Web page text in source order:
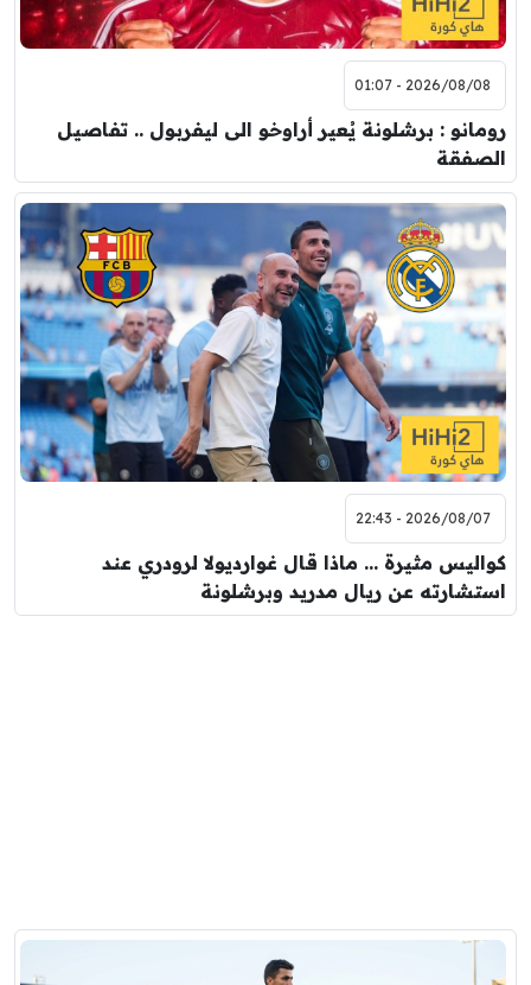
2026/08/08 - 01:07
رومانو : برشلونة يُعير أراوخو الى ليفربول .. تفاصيل
الصفقة
2026/08/07 - 22:43
كواليس مثيرة … ماذا قال غوارديولا لرودري عند
استشارته عن ريال مدريد وبرشلونة